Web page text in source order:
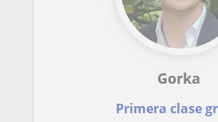
Gorka
Primera clase